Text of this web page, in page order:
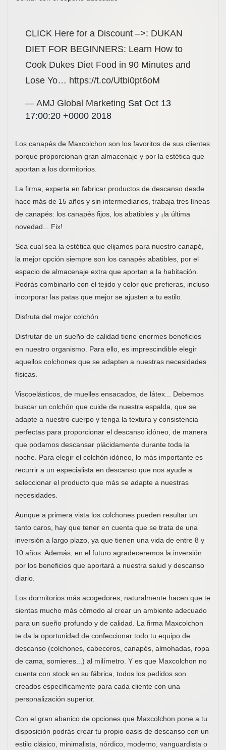
CLICK Here for a Discount –>: DUKAN
DIET FOR BEGINNERS: Learn How to
Cook Dukes Diet Food in 90 Minutes and
Lose Yo… https://t.co/Utbi0pt6oM
— AMJ Global Marketing Sat Oct 13
17:00:20 +0000 2018
Los canapés de Maxcolchon son los favoritos de sus clientes
porque proporcionan gran almacenaje y por la estética que
aportan a los dormitorios.
La firma, experta en fabricar productos de descanso desde
hace más de 15 años y sin intermediarios, trabaja tres líneas
de canapés: los canapés fijos, los abatibles y ¡la última
novedad... Fix!
Sea cual sea la estética que elijamos para nuestro canapé,
la mejor opción siempre son los canapés abatibles, por el
espacio de almacenaje extra que aportan a la habitación.
Podrás combinarlo con el tejido y color que prefieras, incluso
incorporar las patas que mejor se ajusten a tu estilo.
Disfruta del mejor colchón
Disfrutar de un sueño de calidad tiene enormes beneficios
en nuestro organismo. Para ello, es imprescindible elegir
aquellos colchones que se adapten a nuestras necesidades
físicas.
Viscoelásticos, de muelles ensacados, de látex... Debemos
buscar un colchón que cuide de nuestra espalda, que se
adapte a nuestro cuerpo y tenga la textura y consistencia
perfectas para proporcionar el descanso idóneo, de manera
que podamos descansar plácidamente durante toda la
noche. Para elegir el colchón idóneo, lo más importante es
recurrir a un especialista en descanso que nos ayude a
seleccionar el producto que más se adapte a nuestras
necesidades.
Aunque a primera vista los colchones pueden resultar un
tanto caros, hay que tener en cuenta que se trata de una
inversión a largo plazo, ya que tienen una vida de entre 8 y
10 años. Además, en el futuro agradeceremos la inversión
por los beneficios que aportará a nuestra salud y descanso
diario.
Los dormitorios más acogedores, naturalmente hacen que te
sientas mucho más cómodo al crear un ambiente adecuado
para un sueño profundo y de calidad. La firma Maxcolchon
te da la oportunidad de confeccionar todo tu equipo de
descanso (colchones, cabeceros, canapés, almohadas, ropa
de cama, somieres...) al milímetro. Y es que Maxcolchon no
cuenta con stock en su fábrica, todos los pedidos son
creados específicamente para cada cliente con una
personalización superior.
Con el gran abanico de opciones que Maxcolchon pone a tu
disposición podrás crear tu propio oasis de descanso con un
estilo clásico, minimalista, nórdico, moderno, vanguardista o